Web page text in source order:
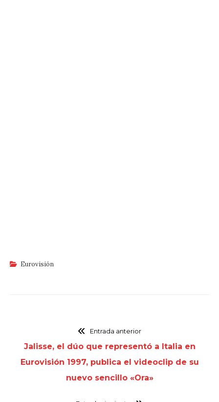
Eurovisión
Entrada anterior
Jalisse, el dúo que representó a Italia en
Eurovisión 1997, publica el videoclip de su
nuevo sencillo «Ora»